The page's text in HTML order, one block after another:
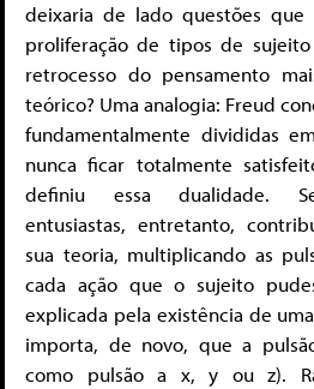
deixaria de lado questões que
proliferação de tipos de
retrocesso do pensamento
teórico? Uma analogia: Freud
fundamentalmente divididas
nunca ficar totalmente
definiu essa dualidade.
entusiastas, entretanto,
sua teoria, multiplicando as
cada ação que o sujeito
explicada pela existência de
importa, de novo, que a
como pulsão a x, y ou z).